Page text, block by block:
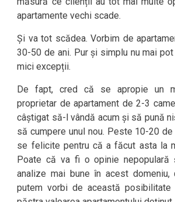
apartamente vechi scade.
Și va tot scădea. Vorbim de
30-50 de ani. Pur și simplu nu mai
mici excepții.
De fapt, cred că se apropie un
proprietar de apartament de 2-3
câștigat să-l vândă acum și să pună
să cumpere unul nou. Peste 10-20
se felicite pentru că a făcut asta la
Poate că va fi o opinie nepopulară
analize mai bune în acest
putem vorbi de această